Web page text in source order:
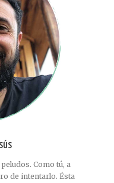
Como tú, a
de intentarlo. Ésta